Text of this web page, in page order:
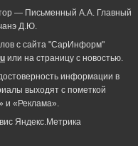
— Письменный А.А. Главный
Д.Ю.
с сайта "СарИнформ"
или на страницу с новостью.
информации в
выходят с пометкой
и «Реклама».
Яндекс.Метрика